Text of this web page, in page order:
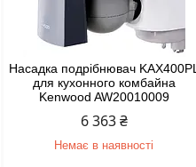
Насадка подрібнювач KAX400PL
для кухонного комбайна
Kenwood AW20010009
6 363 ₴
Немає в наявності